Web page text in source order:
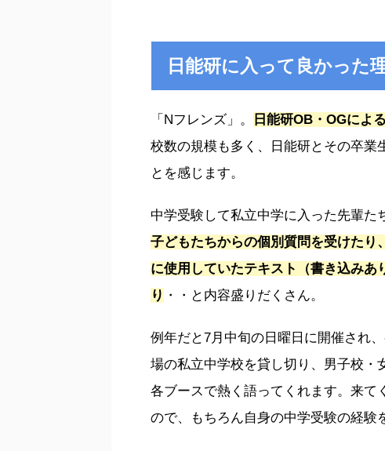
日能研に入って良かった
「Nフレンズ」。 日能研OB・OGによ
校数の規模も多く、日能研とその卒業
とを感じます。
中学受験して私立中学に入った先輩た
子どもたちからの個別質問を受けた
に使用していたテキスト（書き込み
り ・・と内容盛りだくさん。
例年だと7月中旬の日曜日に開催され
場の私立中学校を貸し切り、男子校
各ブースで熱く語ってくれます。来て
ので、もちろん自身の中学受験の経験